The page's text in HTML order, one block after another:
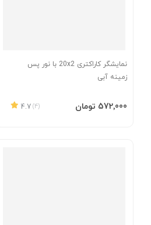
نمایشگر کاراکتری 20x2 با نور پس
زمینه آبی
4.7 (4) ‎572٬000 تومان
افزودن به سبد